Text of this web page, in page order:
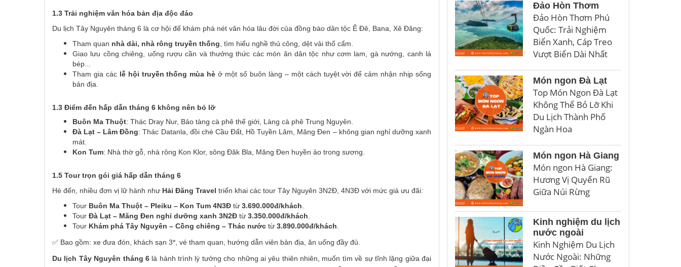
1.3 Trải nghiệm văn hóa bản địa độc đáo
Du lịch Tây Nguyên tháng 6 là cơ hội để khám phá nét văn hóa lâu đời của đồng bào dân tộc Ê Đê, Bana, Xê Đăng:
Tham quan nhà dài, nhà rông truyền thống, tìm hiểu nghề thủ công, dệt vải thổ cẩm.
Giao lưu cồng chiêng, uống rượu cần và thưởng thức các món ăn dân tộc như cơm lam, gà nướng, canh lá
bép...
Tham gia các lễ hội truyền thống mùa hè ở một số buôn làng – một cách tuyệt vời để cảm nhận nhịp sống
bản địa.
1.3 Điểm đến hấp dẫn tháng 6 không nên bỏ lỡ
Buôn Ma Thuột: Thác Dray Nur, Bảo tàng cà phê thế giới, Làng cà phê Trung Nguyên.
Đà Lạt – Lâm Đồng: Thác Datanla, đồi chè Cầu Đất, Hồ Tuyền Lâm, Măng Đen – không gian nghỉ dưỡng xanh
mát.
Kon Tum: Nhà thờ gỗ, nhà rông Kon Klor, sông Đăk Bla, Măng Đen huyền ảo trong sương.
1.5 Tour trọn gói giá hấp dẫn tháng 6
Hè đến, nhiều đơn vị lữ hành như Hải Đăng Travel triển khai các tour Tây Nguyên 3N2Đ, 4N3Đ với mức giá ưu đãi:
Tour Buôn Ma Thuột – Pleiku – Kon Tum 4N3Đ từ 3.690.000đ/khách.
Tour Đà Lạt – Măng Đen nghỉ dưỡng xanh 3N2Đ từ 3.350.000đ/khách.
Tour Khám phá Tây Nguyên – Cồng chiêng – Thác nước từ 3.890.000đ/khách.
✅ Bao gồm: xe đưa đón, khách sạn 3*, vé tham quan, hướng dẫn viên bản địa, ăn uống đầy đủ.
Du lịch Tây Nguyên tháng 6là hành trình lý tưởng cho những ai yêu thiên nhiên, muốn tìm về sự tĩnh lặng giữa đại
Đảo Hòn Thơm
Đảo Hòn Thơm Phú
Quốc: Trải Nghiệm
Biển Xanh, Cáp Treo
Vượt Biển Dài Nhất
Món ngon Đà Lạt
Top Món Ngon Đà Lạt
Không Thể Bỏ Lỡ Khi
Du Lịch Thành Phố
Ngàn Hoa
Món ngon Hà Giang
Món ngon Hà Giang:
Hương Vị Quyến Rũ
Giữa Núi Rừng
Kinh nghiệm du lịch
nước ngoài
Kinh Nghiệm Du Lịch
Nước Ngoài: Những